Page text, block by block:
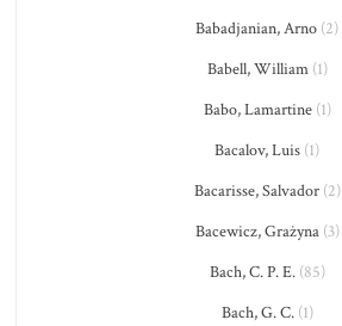
Babadjanian, Arno (2)
Babell, William(1)
Babo, Lamartine(1)
Bacalov, Luis (1)
Bacarisse, Salvador(2)
Bacewicz, Grażyna(3)
Bach, C. P. E.(85)
Bach, G. C.(1)